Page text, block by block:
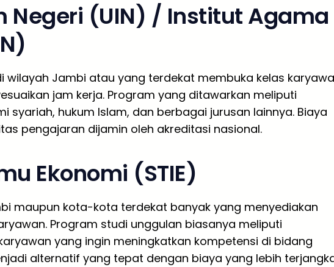
Negeri (UIN) / Institut Agama
wilayah Jambi atau yang terdekat membuka kelas
jam kerja. Program yang ditawarkan meliputi
syariah, hukum Islam, dan berbagai jurusan lainnya. Biaya
pengajaran dijamin oleh akreditasi nasional.
Ekonomi (STIE)
maupun kota-kota terdekat banyak yang menyediakan
Program studi unggulan biasanya meliputi
yang ingin meningkatkan kompetensi di bidang
alternatif yang tepat dengan biaya yang lebih